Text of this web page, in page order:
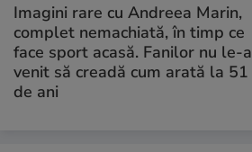
Imagini rare cu Andreea Marin,
complet nemachiată, în timp ce
face sport acasă. Fanilor nu le-a
venit să creadă cum arată la 51
de ani